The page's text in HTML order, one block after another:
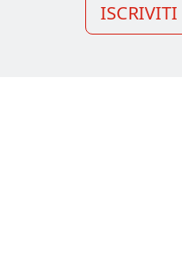
ISCRIVITI